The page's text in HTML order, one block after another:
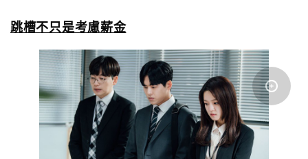
跳槽不只是考慮薪金